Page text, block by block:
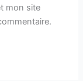
mon site